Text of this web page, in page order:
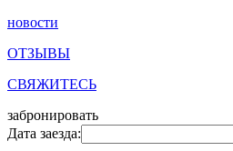
новости
ОТЗЫВЫ
СВЯЖИТЕСЬ
забронировать
Дата заезда: